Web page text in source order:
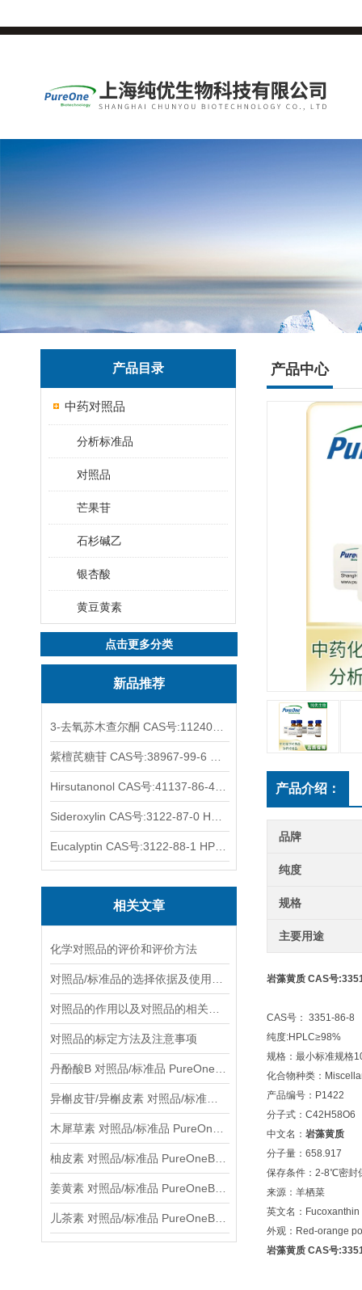
产品目录
中药对照品
分析标准品
对照品
芒果苷
石杉碱乙
银杏酸
黄豆黄素
点击更多分类
新品推荐
相关文章
化学对照品的评价和评价方法
对照品的标定方法及注意事项
产品中心
产品介绍：
品牌
纯度
规格
主要用途
岩藻黄质 CAS号
CAS号： 3351-86-8
纯度:HPLC≥98%
规格：最小标准规格
化合物种类：
产品编号：P1422
分子式：C42H58O6
中文名： 岩藻黄质
分子量：658.917
保存条件：2-8℃密封
来源：羊栖菜
英文名：Fucoxanthin
外观：Red-orange
岩藻黄质 CAS号